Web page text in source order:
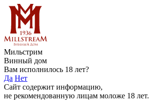
Мильстрим
Винный дом
Вам исполнилось 18 лет?
Да Нет
Сайт содержит информацию,
не рекомендованную лицам моложе 18 лет.